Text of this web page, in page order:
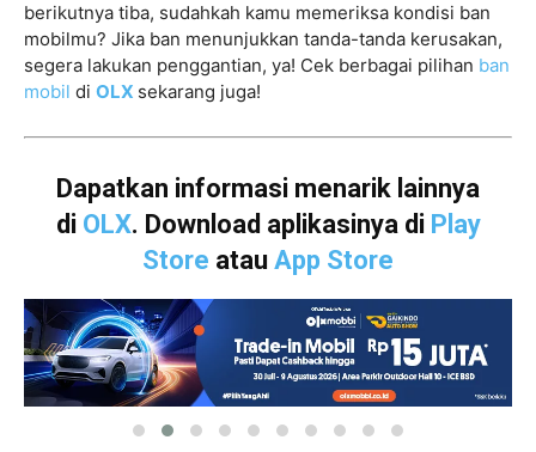
berikutnya tiba, sudahkah kamu memeriksa kondisi ban
mobilmu? Jika ban menunjukkan tanda-tanda kerusakan,
segera lakukan penggantian, ya! Cek berbagai pilihan ban
mobil di OLX sekarang juga!
Dapatkan informasi menarik lainnya
di OLX. Download aplikasinya di Play
Store atau App Store